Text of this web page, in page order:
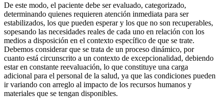
De este modo, el paciente debe ser evaluado, categorizado,
determinando quienes requieren atención inmediata para ser
estabilizados, los que pueden esperar y los que no son recuperables,
sopesando las necesidades reales de cada uno en relación con los
medios a disposición en el contexto específico de que se trate.
Debemos considerar que se trata de un proceso dinámico, por
cuanto está circunscrito a un contexto de excepcionalidad, debiendo
estar en constante reevaluación, lo que constituye una carga
adicional para el personal de la salud, ya que las condiciones pueden
ir variando con arreglo al impacto de los recursos humanos y
materiales que se tengan disponibles.